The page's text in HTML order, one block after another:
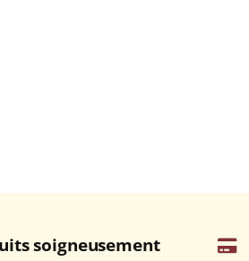
soigneusement